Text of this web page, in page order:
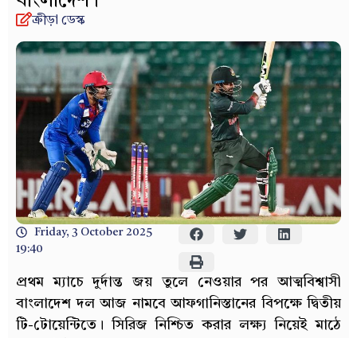
ক্রীড়া ডেস্ক
Friday, 3 October 2025
19:40
প্রথম ম্যাচে দুর্দান্ত জয় তুলে নেওয়ার পর আত্মবিশ্বাসী
বাংলাদেশ দল আজ নামবে আফগানিস্তানের বিপক্ষে দ্বিতীয়
টি-টোয়েন্টিতে। সিরিজ নিশ্চিত করার লক্ষ্য নিয়েই মাঠে